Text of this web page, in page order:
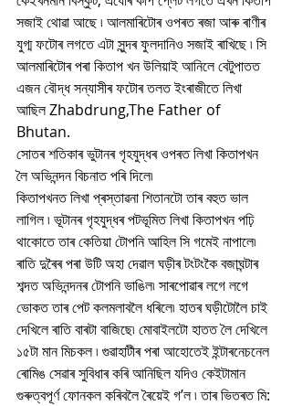
সজাই থোৱা আছে ৷ আলমাৰিটোৰ ওপৰত ৰজা আৰু ৰাণীৰ
যুগ্ম ফটোৰ লগতে এটা সুন্দৰ ফুলদানিও সজাই ৰাখিছে ৷ সি
আলমাৰিটোৰ পৰা কিতাপ খন উলিয়াই আনিলে বেটুপাতত
এজন বৌদ্ধ সন্যাসীৰ ফটোৰ তলত ইংৰাজীতে লিখা
আছিল Zhabdrung,The Father of
Bhutan.
সোতৰ শতিকাৰ ভুটানৰ গৃহযুদ্ধৰ ওপৰত লিখা কিতাপখন
লৈ অভিনন্দন বিচনাত পৰি দিলে৷
কিতাপখনত লিখা প্ৰস্তাৱনা শিতানটো তাৰ বহুত ভাল
লাগিল ৷ ভূটানৰ গৃহযুদ্ধৰ পটভূমিত লিখা কিতাপখন পঢ়ি
থাকোতে তাৰ কেতিয়া টোপনি আহিল সি গমেই নাপালে৷
ৰাতি দুৰৈৰ পৰা উটি অহা দেৱাল ঘড়ীৰ টংটংকৈ বজাঘন্টাৰ
শব্দত অভিনন্দনৰ টোপনি ভাঙিল৷ সাৰপোৱাৰ লগে লগে
ভোকত তাৰ পেট কলমলাবলৈ ধৰিলে৷ হাতৰ ঘড়ীটোলৈ চাই
দেখিলে ৰাতি বাৰটা বাজিছে৷ মোবাইলটো হাতত লৈ দেখিলে
১৫টা মান মিচকল ৷ গুৱাহাটীৰ পৰা আহোতেই ইন্টাৰনেচনেল
ৰোমিঙ সেৱাৰ সুবিধাৰ কৰি আনিছিল যদিও কেইটামান
গুৰুত্বপূৰ্ণ ফোনকল কৰিবলৈ ৰৈয়েই গ’ল ৷ তাৰ ভিতৰত মি: